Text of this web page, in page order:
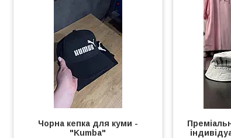
Чорна кепка для куми -
"Kumba"